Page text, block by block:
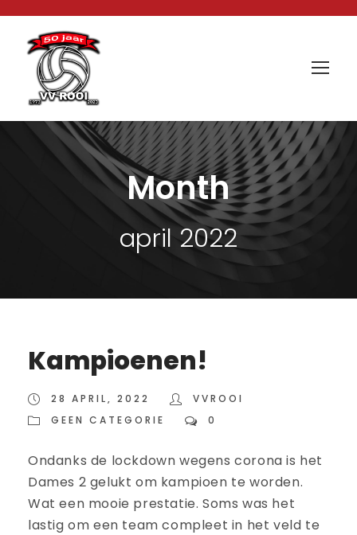
Month
april 2022
Kampioenen!
28 APRIL, 2022
VVROOI
GEEN CATEGORIE
0
Ondanks de lockdown wegens corona is het
Dames 2 gelukt om kampioen te worden.
Wat een mooie prestatie. Soms was het
lastig om een team compleet in het veld te